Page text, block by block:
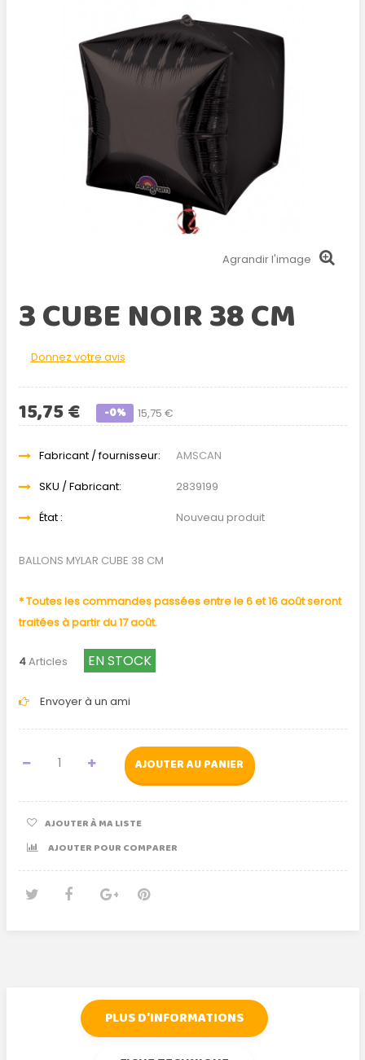
Agrandir l'image
3 CUBE NOIR 38 CM
Donnez votre avis
15,75 €
15,75 € -0%
Fabricant / fournisseur:
AMSCAN
SKU / Fabricant:
2839199
État :
Nouveau produit
BALLONS MYLAR CUBE 38 CM
* Toutes les commandes passées entre le 6 et 16 août seront
traitées à partir du 17 août.
4Articles EN STOCK
Envoyer à un ami
AJOUTER AU PANIER
AJOUTER À MA LISTE
AJOUTER POUR COMPARER
PLUS D'INFORMATIONS